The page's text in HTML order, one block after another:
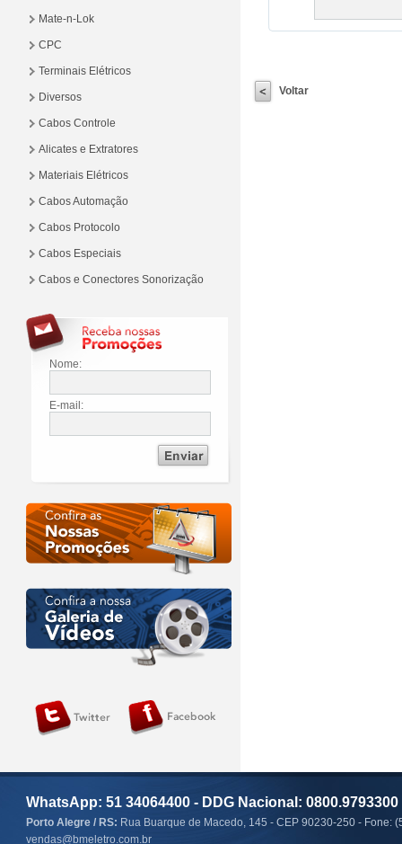
Mate-n-Lok
CPC
Terminais Elétricos
Diversos
Cabos Controle
Alicates e Extratores
Materiais Elétricos
Cabos Automação
Cabos Protocolo
Cabos Especiais
Cabos e Conectores Sonorização
Nome:
E-mail:
Voltar
WhatsApp: 51 34064400 - DDG Nacional: 0800.9793300
Porto Alegre / RS: Rua Buarque de Macedo, 145 - CEP 90230-250 - Fone:
vendas@bmeletro.com.br